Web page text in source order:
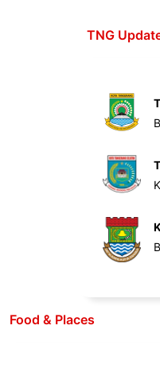
TNG
Food & Places